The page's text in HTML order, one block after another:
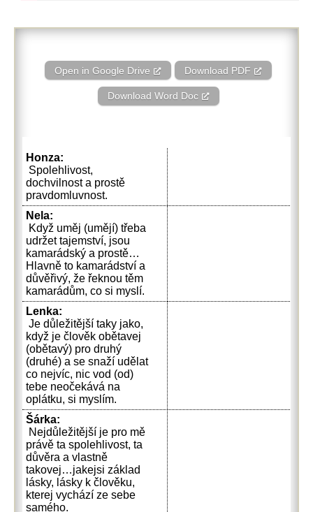
Open in Google Drive Download PDF
Download Word Doc
Honza:
Spolehlivost,
dochvilnost a prostě
pravdomluvnost.
Nela:
Když uměj (umějí) třeba
udržet tajemství, jsou
kamarádský a prostě…
Hlavně to kamarádství a
důvěřivý, že řeknou těm
kamarádům, co si myslí.
Lenka:
Je důležitější taky jako,
když je člověk obětavej
(obětavý) pro druhý
(druhé) a se snaží udělat
co nejvíc, nic vod (od)
tebe neočekává na
oplátku, si myslím.
Šárka:
Nejdůležitější je pro mě
právě ta spolehlivost, ta
důvěra a vlastně
takovej…jakejsi základ
lásky, lásky k člověku,
kterej vychází ze sebe
samého.